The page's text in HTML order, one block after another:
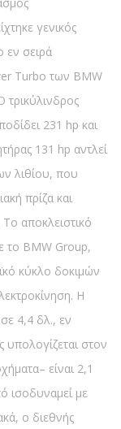
γενικός
εν σειρά
Turbo των BMW
231 hp και
131 hp αντλεί
λιθίου, που
πρίζα και
αποκλειστικό
το BMW Group,
κύκλο δοκιμών
Η
4,4 δλ., εν
στον
είναι 2,1
ισοδυναμεί με
ο διεθνής